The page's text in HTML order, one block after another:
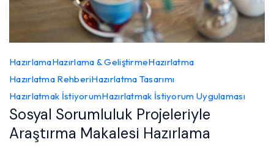
HazırlamaHazırlama & GeliştirmeHazırlatma
Hazırlatma RehberiHazırlatma Tasarımı
Hazırlatmak İstiyorumHazırlatmak İstiyorum Uygulaması
Sosyal Sorumluluk Projeleriyle
Araştırma Makalesi Hazırlama